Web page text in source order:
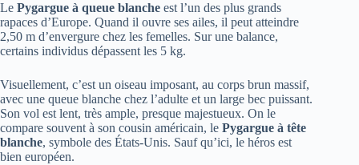
Le Pygargue à queue blanche est l’un des plus grands
rapaces d’Europe. Quand il ouvre ses ailes, il peut atteindre
2,50 m d’envergure chez les femelles. Sur une balance,
certains individus dépassent les 5 kg.
Visuellement, c’est un oiseau imposant, au corps brun massif,
avec une queue blanche chez l’adulte et un large bec puissant.
Son vol est lent, très ample, presque majestueux. On le
compare souvent à son cousin américain, le Pygargue à tête
blanche, symbole des États-Unis. Sauf qu’ici, le héros est
bien européen.